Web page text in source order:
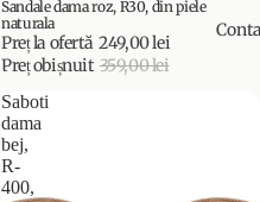
PROMOȚIE
Sandale dama roz, R30, din piele
naturala
Preț la ofertă 249,00 lei
Preț obișnuit 359,00 lei
Saboti
dama
bej,
R-
400,